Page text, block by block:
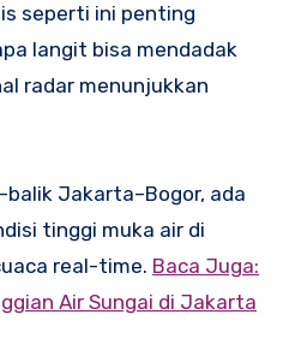
seperti ini penting
langit bisa mendadak
radar menunjukkan
balik Jakarta–Bogor, ada
tinggi muka air di
real-time. Baca Juga:
Air Sungai di Jakarta